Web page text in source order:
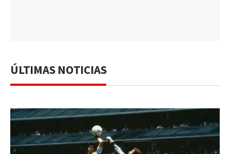
ÚLTIMAS NOTICIAS